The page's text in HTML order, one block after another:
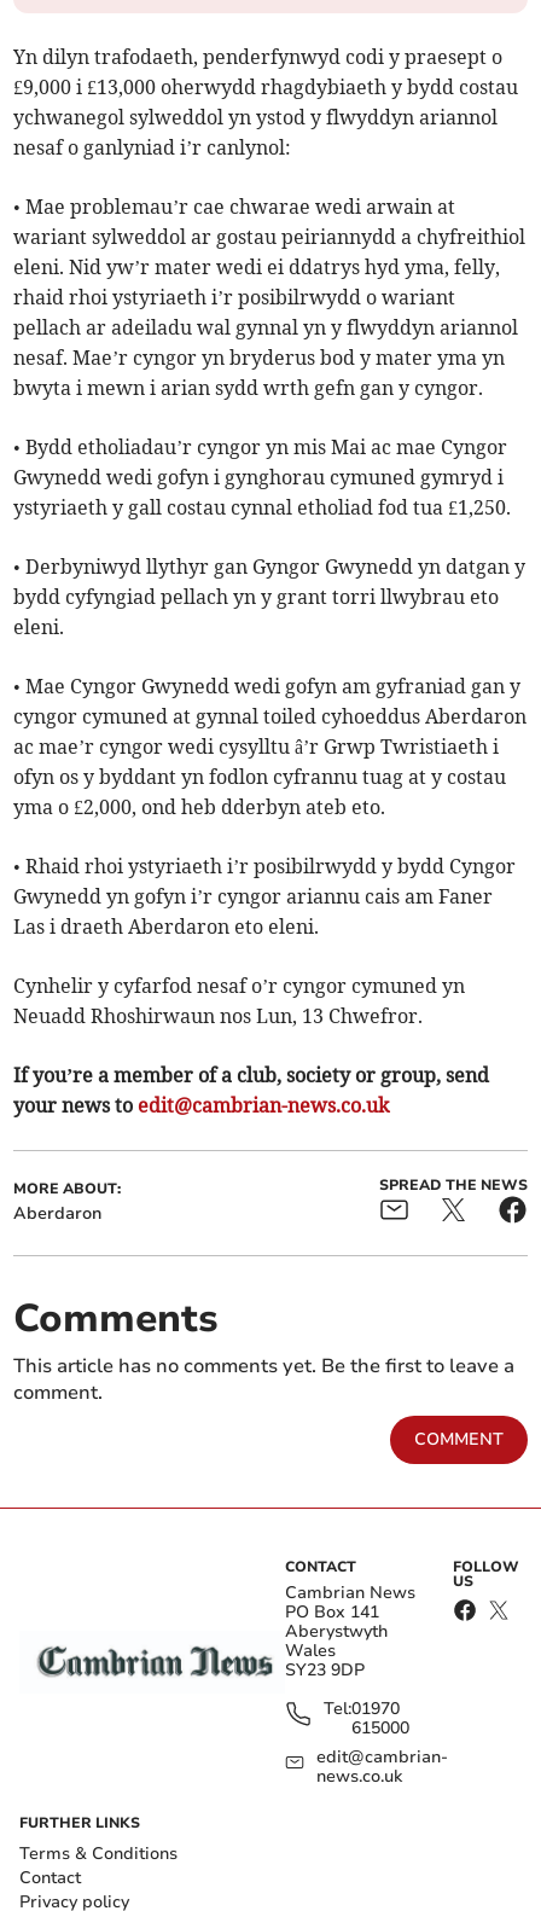
Yn dilyn trafodaeth, penderfynwyd codi y praesept o
£9,000 i £13,000 oherwydd rhagdybiaeth y bydd costau
ychwanegol sylweddol yn ystod y flwyddyn ariannol
nesaf o ganlyniad i’r canlynol:
• Mae problemau’r cae chwarae wedi arwain at
wariant sylweddol ar gostau peiriannydd a chyfreithiol
eleni. Nid yw’r mater wedi ei ddatrys hyd yma, felly,
rhaid rhoi ystyriaeth i’r posibilrwydd o wariant
pellach ar adeiladu wal gynnal yn y flwyddyn ariannol
nesaf. Mae’r cyngor yn bryderus bod y mater yma yn
bwyta i mewn i arian sydd wrth gefn gan y cyngor.
• Bydd etholiadau’r cyngor yn mis Mai ac mae Cyngor
Gwynedd wedi gofyn i gynghorau cymuned gymryd i
ystyriaeth y gall costau cynnal etholiad fod tua £1,250.
• Derbyniwyd llythyr gan Gyngor Gwynedd yn datgan y
bydd cyfyngiad pellach yn y grant torri llwybrau eto
eleni.
• Mae Cyngor Gwynedd wedi gofyn am gyfraniad gan y
cyngor cymuned at gynnal toiled cyhoeddus Aberdaron
ac mae’r cyngor wedi cysylltu â’r Grwp Twristiaeth i
ofyn os y byddant yn fodlon cyfrannu tuag at y costau
yma o £2,000, ond heb dderbyn ateb eto.
• Rhaid rhoi ystyriaeth i’r posibilrwydd y bydd Cyngor
Gwynedd yn gofyn i’r cyngor ariannu cais am Faner
Las i draeth Aberdaron eto eleni.
Cynhelir y cyfarfod nesaf o’r cyngor cymuned yn
Neuadd Rhoshirwaun nos Lun, 13 Chwefror.
If you’re a member of a club, society or group, send
your news to edit@cambrian-news.co.uk
MORE ABOUT:
Aberdaron
SPREAD THE NEWS
Comments
This article has no comments yet. Be the first to leave a
comment.
COMMENT
CONTACT
Cambrian News
PO Box 141
Aberystwyth
Wales
SY23 9DP
Tel:01970
615000
edit@cambrian-
news.co.uk
FOLLOW
US
FURTHER LINKS
Terms & Conditions
Contact
Privacy policy